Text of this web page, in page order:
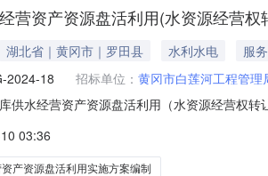
营资产资源盘活利用(水资源经营
湖北省｜黄冈市｜罗田县 水利水电
服务
2024-18 招标单位： 黄冈市白莲河工程管理
供水经营资产资源盘活利用（水资源经营权
：项目编号：HGHYCG-2024-18政府采购计
03:36
产资源盘活利用实施方案编制